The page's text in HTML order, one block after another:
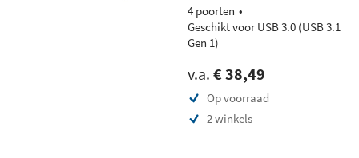
4 poorten
Geschikt voor USB 3.0 (USB 3.1
Gen 1)
v.a. € 38,49
Op voorraad
2 winkels